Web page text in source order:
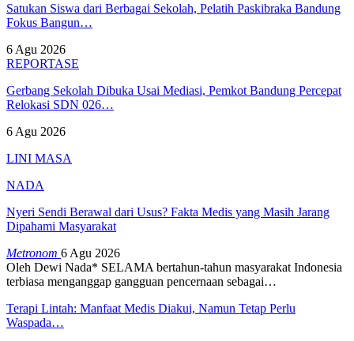
Satukan Siswa dari Berbagai Sekolah, Pelatih Paskibraka Bandung
Fokus Bangun…
6 Agu 2026
REPORTASE
Gerbang Sekolah Dibuka Usai Mediasi, Pemkot Bandung Percepat
Relokasi SDN 026…
6 Agu 2026
LINI MASA
NADA
Nyeri Sendi Berawal dari Usus? Fakta Medis yang Masih Jarang
Dipahami Masyarakat
Metronom 6 Agu 2026
Oleh Dewi Nada* SELAMA bertahun-tahun masyarakat Indonesia
terbiasa menganggap gangguan pencernaan sebagai…
Terapi Lintah: Manfaat Medis Diakui, Namun Tetap Perlu
Waspada…